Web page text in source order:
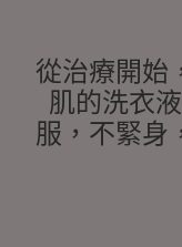
從治療開始
肌的洗衣
服，不緊身